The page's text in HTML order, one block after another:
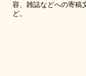
容、雑誌などへの寄稿
ど。